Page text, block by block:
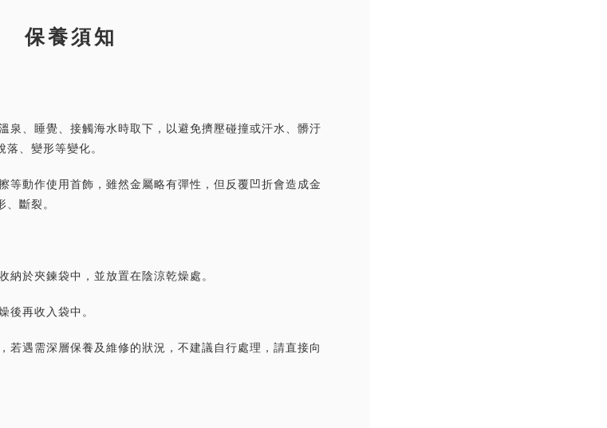
保養須知
泉、睡覺、接觸海水時取下，以避免擠壓碰撞或汗水、髒汙
、變形等變化。
等動作使用首飾，雖然金屬略有彈性，但反覆凹折會造成金
斷裂。
於夾鍊袋中，並放置在陰涼乾燥處。
後再收入袋中。
若遇需深層保養及維修的狀況，不建議自行處理，請直接向